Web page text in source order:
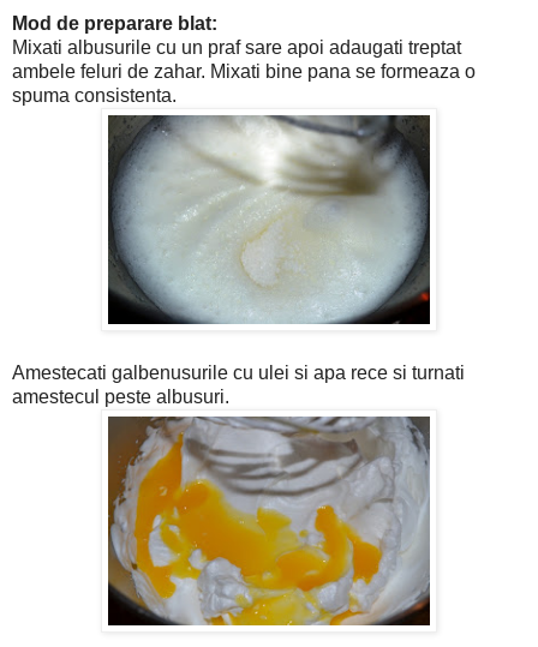
Mod de preparare blat:
Mixati albusurile cu un praf sare apoi adaugati treptat
ambele feluri de zahar. Mixati bine pana se formeaza o
spuma consistenta.
Amestecati galbenusurile cu ulei si apa rece si turnati
amestecul peste albusuri.